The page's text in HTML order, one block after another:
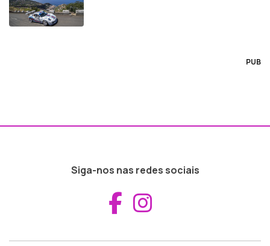
PUB
Siga-nos nas redes sociais
Aceder ao